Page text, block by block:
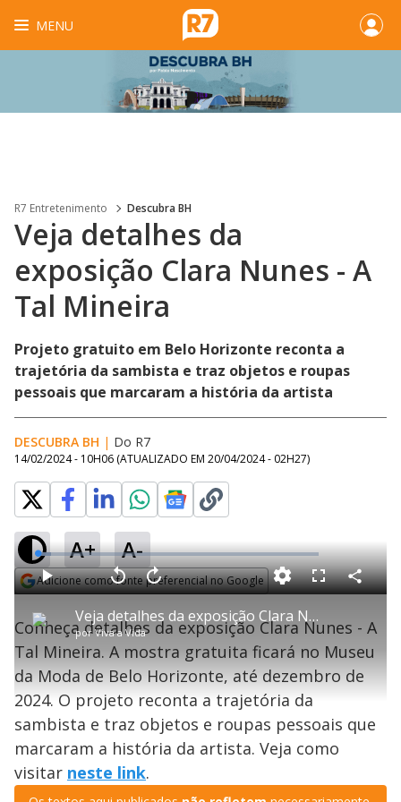
MENU
R7 Entretenimento Descubra BH
Veja detalhes da
exposição Clara Nunes - A
Tal Mineira
Projeto gratuito em Belo Horizonte reconta a
trajetória da sambista e traz objetos e roupas
pessoais que marcaram a história da artista
DESCUBRA BH | Do R7
14/02/2024 - 10H06 (ATUALIZADO EM 20/04/2024 - 02H27)
A+ A-
Adicione como fonte preferencial no Google
P
l
a
y
Veja detalhes da exposição Clara Nunes - A Tal Mineira
porViva a Vida
P V
t
r
0
e
g
n
d
s
A
n
1
e
u
n
d
o
s
M
L
o
a
d
e
4
.
8
0
%
F
c
n
C
o
i
l
a
Conheça detalhes da exposição Clara Nunes - A
Tal Mineira. A mostra gratuita ficará no Museu
da Moda de Belo Horizonte, até dezembro de
2024. O projeto reconta a trajetória da
sambista e traz objetos e roupas pessoais que
marcaram a história da artista. Veja como
visitar neste link.